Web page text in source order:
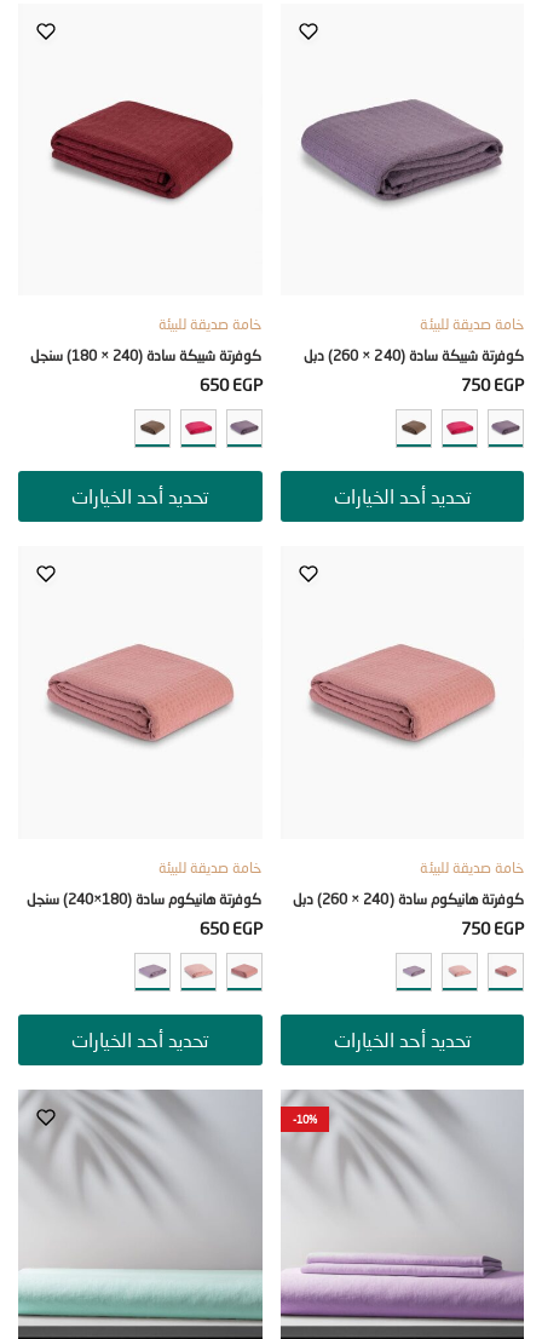
للبيئة
سادة (240 × 260) دبل
750
تحديد أحد الخيارات
خامة صديقة للبيئة
كوفرتة شبيكة سادة (240 × 180) سنجل
650
تحديد أحد الخيارات
للبيئة
سادة (240 × 260) دبل
750
تحديد أحد الخيارات
خامة صديقة للبيئة
كوفرتة هانيكوم سادة (180×240) سنجل
650
تحديد أحد الخيارات
-10%